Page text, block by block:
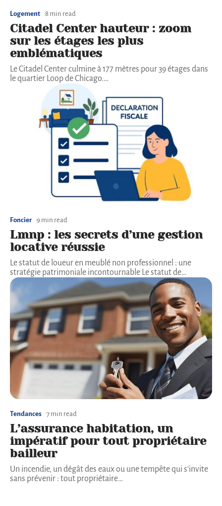
Logement 8 min read
Citadel Center hauteur : zoom
sur les étages les plus
emblématiques
Le Citadel Center culmine à 177 mètres pour 39 étages dans
le quartier Loop de Chicago.…
Foncier 9 min read
Lmnp : les secrets d’une gestion
locative réussie
Le statut de loueur en meublé non professionnel : une
stratégie patrimoniale incontournable Le statut de…
Tendances 7 min read
L’assurance habitation, un
impératif pour tout propriétaire
bailleur
Un incendie, un dégât des eaux ou une tempête qui s'invite
sans prévenir : tout propriétaire…